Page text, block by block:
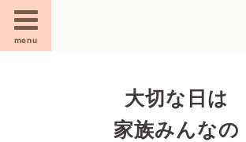
menu
大切な日は
家族みんなの